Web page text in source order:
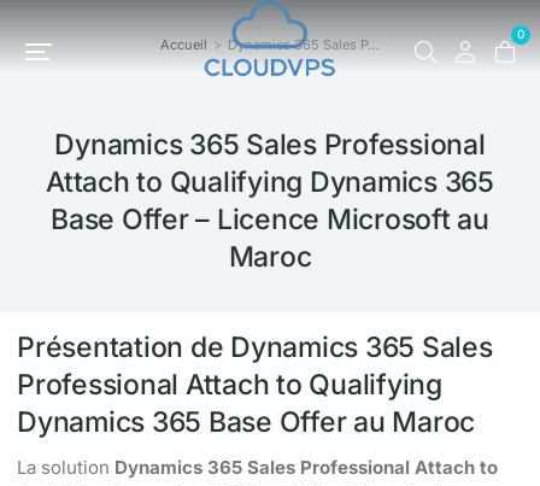
0
Vous êtes ici : Accueil Dynamics 365 Sales P…
Dynamics 365 Sales Professional
Attach to Qualifying Dynamics 365
Base Offer – Licence Microsoft au
Maroc
Présentation de Dynamics 365 Sales
Professional Attach to Qualifying
Dynamics 365 Base Offer au Maroc
La solution Dynamics 365 Sales Professional Attach to